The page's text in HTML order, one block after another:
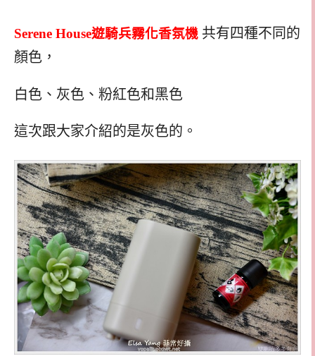
Serene House遊騎兵霧化香氛機 共有四種不同的
顏色，
白色、灰色、粉紅色和黑色
這次跟大家介紹的是灰色的。